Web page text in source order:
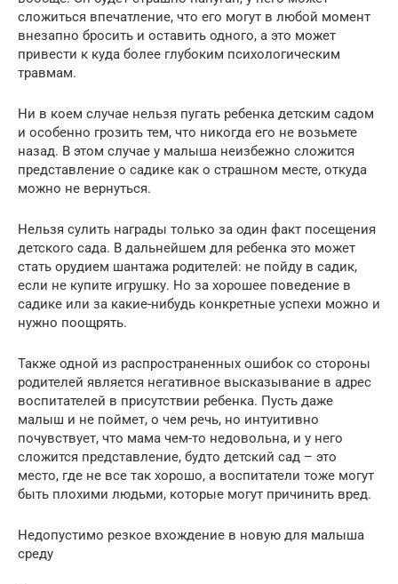
сложиться впечатление, что его могут в любой момент
внезапно бросить и оставить одного, а это может
привести к куда более глубоким психологическим
травмам.
Ни в коем случае нельзя пугать ребенка детским садом
и особенно грозить тем, что никогда его не возьмете
назад. В этом случае у малыша неизбежно сложится
представление о садике как о страшном месте, откуда
можно не вернуться.
Нельзя сулить награды только за один факт посещения
детского сада. В дальнейшем для ребенка это может
стать орудием шантажа родителей: не пойду в садик,
если не купите игрушку. Но за хорошее поведение в
садике или за какие-нибудь конкретные успехи можно и
нужно поощрять.
Также одной из распространенных ошибок со стороны
родителей является негативное высказывание в адрес
воспитателей в присутствии ребенка. Пусть даже
малыш и не поймет, о чем речь, но интуитивно
почувствует, что мама чем-то недовольна, и у него
сложится представление, будто детский сад – это
место, где не все так хорошо, а воспитатели тоже могут
быть плохими людьми, которые могут причинить вред.
Недопустимо резкое вхождение в новую для малыша
среду